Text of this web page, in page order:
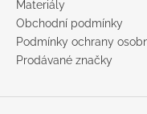
Materiály
Obchodní podmínky
Podmínky ochrany
Prodávané značky